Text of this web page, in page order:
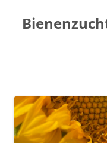
springen